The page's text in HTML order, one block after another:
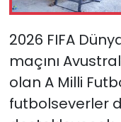
2026 FIFA
maçını
olan A Milli
futbolseverler